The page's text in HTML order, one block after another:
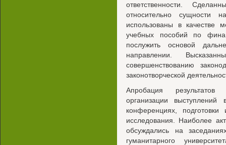
ответственности.
относительно сущности
использованы в качестве
учебных пособий по
послужить основой
направлении.
совершенствованию
законотворческой
Апробация результатов
организации
конференциях,
исследования. Наиболее
обсуждались на
гуманитарного